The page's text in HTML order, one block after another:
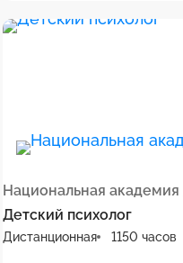
Национальная
Детский психолог
Дистанционная 1150 часов